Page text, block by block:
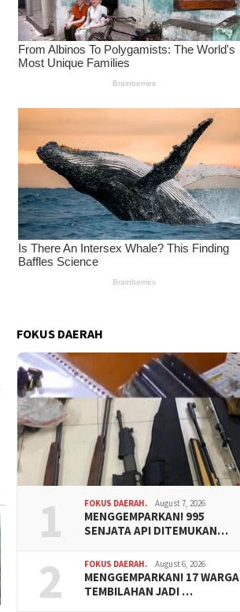
FOKUS DAERAH
1 FOKUS DAERAH. August 7, 2026
MENGGEMPARKAN! 995
SENJATA API DITEMUKAN…
2 FOKUS DAERAH. August 6, 2026
MENGGEMPARKAN! 17 WARGA
TEMBILAHAN JADI …